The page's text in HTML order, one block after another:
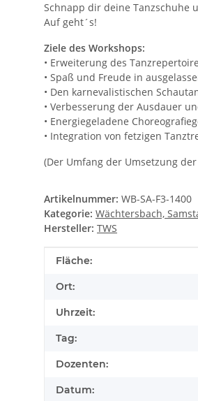
Schnapp dir deine Tanzschuhe
Auf geht´s!
Ziele des Workshops:
• Erweiterung des Tanzrepertoire
• Spaß und Freude in
• Den karnevalistischen
• Verbesserung der Ausdauer
• Energiegeladene
• Integration von fetzigen
(Der Umfang der Umsetzung
Artikelnummer: WB-SA-F3-1400
Kategorie: Wächtersbach,
Hersteller: TWS
Produkteigenschaft
Wert
Fläche:
Ort:
Uhrzeit:
Tag:
Dozenten:
Datum: